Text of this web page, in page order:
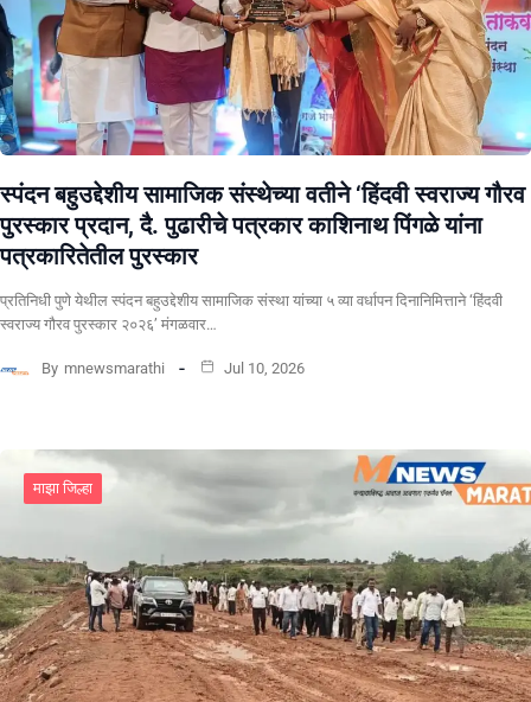
स्पंदन बहुउद्देशीय सामाजिक संस्थेच्या वतीने ‘हिंदवी स्वराज्य गौरव
पुरस्कार प्रदान, दै. पुढारीचे पत्रकार काशिनाथ पिंगळे यांना
पत्रकारितेतील पुरस्कार
प्रतिनिधी पुणे येथील स्पंदन बहुउद्देशीय सामाजिक संस्था यांच्या ५ व्या वर्धापन दिनानिमित्ताने ‘हिंदवी
स्वराज्य गौरव पुरस्कार २०२६’ मंगळवार…
By mnewsmarathi Jul 10, 2026
माझा जिल्हा